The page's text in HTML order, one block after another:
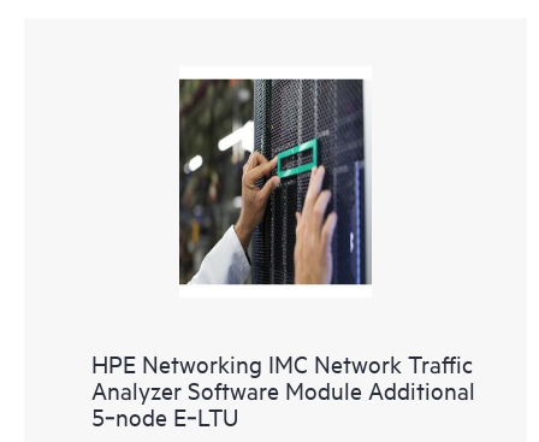
HPE Networking IMC Network Traffic
Analyzer Software Module Additional
5‑node E‑LTU